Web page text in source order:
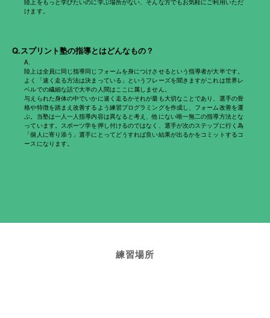
陸上をもっと学びたいのに学ぶ場所がない、そんな方でもお気軽にご利用いただ
けます。
Q.スプリント塾の指導とはどんなもの？
A.
陸上は全員に同じ指導同じフォームを身につけさせるという指導者が大半です。
よく「速く走る方法は決まっている」というフレーズを聞きますがこれは世界レ
ベルでの繊細な話で大半の人間はここに属しません。
与えられた身体の中でいかに速く走るかそれが最も大切なことであり、選手の骨
格や特徴を踏まえ改善するよう練習プログラミングを作成し、フォーム改善を運
ぶ。当塾は一人一人指導内容は異なると考え、他にない唯一無二の指導方法とな
っています。スポーツ学を押し付けるのではなく、選手が次のステップに行く為
「個人に寄り添う」選手にとってどうすれば良い結果が出るかをコミットするコ
ースになります。
練習場所